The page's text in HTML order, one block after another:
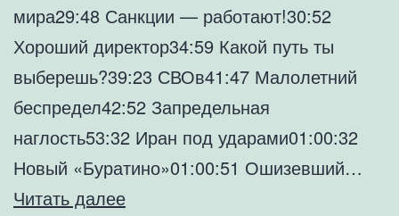
мира29:48 Санкции — работают!30:52
Хороший директор34:59 Какой путь ты
выберешь?39:23 СВОв41:47 Малолетний
беспредел42:52 Запредельная
наглость53:32 Иран под ударами01:00:32
Новый «Буратино»01:00:51 Ошизевший…
Читать далееДТП